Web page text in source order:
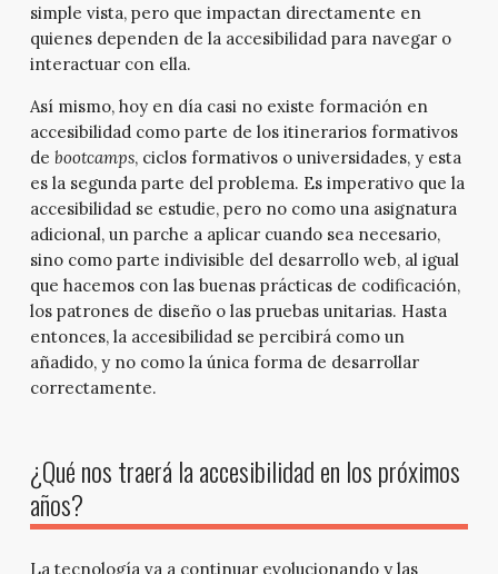
simple vista, pero que impactan directamente en
quienes dependen de la accesibilidad para navegar o
interactuar con ella.
Así mismo, hoy en día casi no existe formación en
accesibilidad como parte de los itinerarios formativos
de bootcamps, ciclos formativos o universidades, y esta
es la segunda parte del problema. Es imperativo que la
accesibilidad se estudie, pero no como una asignatura
adicional, un parche a aplicar cuando sea necesario,
sino como parte indivisible del desarrollo web, al igual
que hacemos con las buenas prácticas de codificación,
los patrones de diseño o las pruebas unitarias. Hasta
entonces, la accesibilidad se percibirá como un
añadido, y no como la única forma de desarrollar
correctamente.
¿Qué nos traerá la accesibilidad en los próximos
años?
La tecnología va a continuar evolucionando y las